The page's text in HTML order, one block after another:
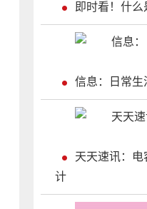
即时看！什
信息：日常生
天天速讯：
计